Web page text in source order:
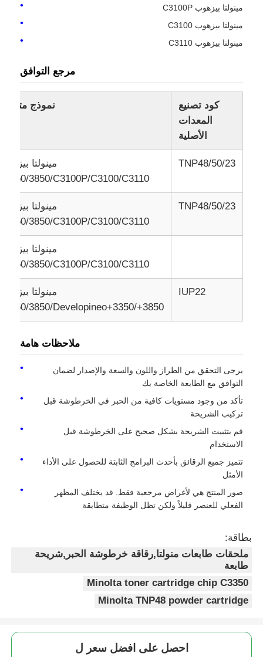
اتصل بنا
جميع القضايا
شريحة حبر كيوسيرا
رقاقة حبر كانون
رقاقة التونر OKI
شريحة حبر طابعة Brother
شريحة التونر من مينولتا
شريحة حادة
أجزاء الطابعات والنسخات
مينولتا بيزهوب C3100P
مينولتا بيزهوب C3100
مينولتا بيزهوب C3110
مرجع التوافق
كود تصنيع
المعدات
الأصلية
نموذج
TNP48/50/23
مينولتا
3850/C3100P/C3100/C3110
TNP48/50/23
مينولتا
3850/C3100P/C3100/C3110
مينولتا
3850/C3100P/C3100/C3110
IUP22
مينولتا
3850/Developineo+3350/+3850
ملاحظات هامة
يرجى التحقق من الطراز واللون والسعة والإصدار لضمان
التوافق مع الطابعة الخاصة بك
تأكد من وجود مستويات كافية من الحبر في الخرطوشة قبل
تركيب الشريحة
قم بتثبيت الشريحة بشكل صحيح على الخرطوشة قبل
الاستخدام
تتميز جميع الرقائق بأحدث البرامج الثابتة للحصول على الأداء
الأمثل
صور المنتج هي لأغراض مرجعية فقط. قد يختلف المظهر
الفعلي للعنصر قليلاً ولكن تظل الوظيفة متطابقة
بطاقة:
ملحقات طابعات منولتا,رقاقة خرطوشة الحبر,شريحة
طابعة
Minolta toner cartridge chip C3350
Minolta TNP48 powder cartridge
احصل على افضل سعر ل